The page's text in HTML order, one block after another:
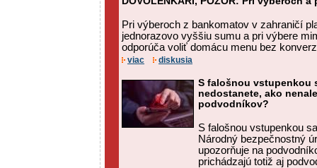
Pri výberoch z bankomatov v zahraničí
jednorazovo vyššiu sumu a pri výbere
odporúča voliť domácu menu bez
viac diskusia
S falošnou vstupenkou
nedostanete, ako
podvodníkov?
S falošnou vstupenkou
Národný bezpečnostný
upozorňuje na
prichádzajú totiž aj